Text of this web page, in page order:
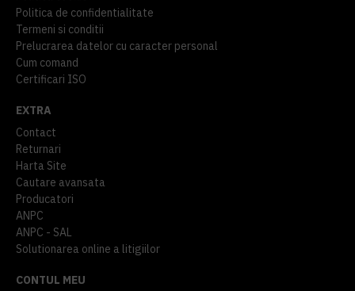
Politica de confidentialitate
Termeni si conditii
Prelucrarea datelor cu caracter personal
Cum comand
Certificari ISO
EXTRA
Contact
Returnari
Harta Site
Cautare avansata
Producatori
ANPC
ANPC - SAL
Solutionarea online a litigiilor
CONTUL MEU